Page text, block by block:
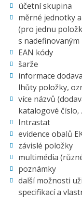
účetní skupina
měrné jednotky
(pro jednu
s
EAN kódy
šarže
informace
lhůty položky,
více názvů
katalogové číslo,
Intrastat
evidence obalů
závislé položky
multimédia
poznámky
další možnosti
specifikací a